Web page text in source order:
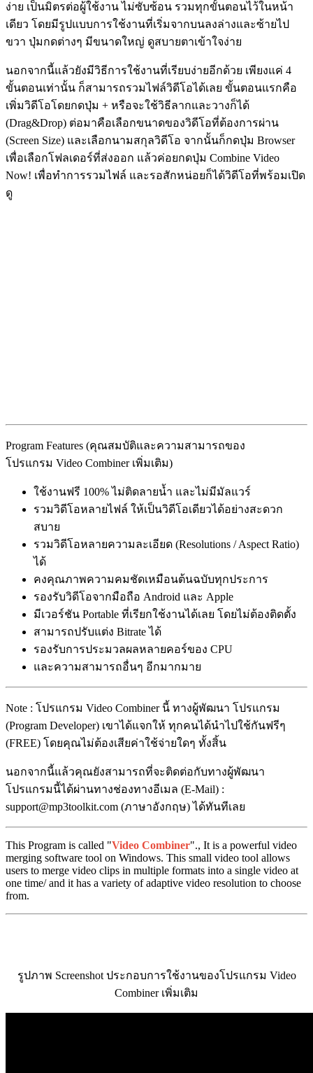
ง่าย เป็นมิตรต่อผู้ใช้งาน ไม่ซับซ้อน รวมทุกขั้นตอนไว้ในหน้า
เดียว โดยมีรูปแบบการใช้งานที่เริ่มจากบนลงล่างและซ้ายไป
ขวา ปุ่มกดต่างๆ มีขนาดใหญ่ ดูสบายตาเข้าใจง่าย
นอกจากนี้แล้วยังมีวิธีการใช้งานที่เรียบง่ายอีกด้วย เพียงแค่ 4
ขั้นตอนเท่านั้น ก็สามารถรวมไฟล์วิดีโอได้เลย ขั้นตอนแรกคือ
เพิ่มวิดีโอโดยกดปุ่ม + หรือจะใช้วิธีลากและวางก็ได้
(Drag&Drop) ต่อมาคือเลือกขนาดของวิดีโอที่ต้องการผ่าน
(Screen Size) และเลือกนามสกุลวิดีโอ จากนั้นก็กดปุ่ม Browser
เพื่อเลือกโฟลเดอร์ที่ส่งออก แล้วค่อยกดปุ่ม Combine Video
Now! เพื่อทำการรวมไฟล์ และรอสักหน่อยก็ได้วิดีโอที่พร้อมเปิด
ดู
Program Features (คุณสมบัติและความสามารถของ
โปรแกรม Video Combiner เพิ่มเติม)
ใช้งานฟรี 100% ไม่ติดลายน้ำ และไม่มีมัลแวร์
รวมวิดีโอหลายไฟล์ ให้เป็นวิดีโอเดียวได้อย่างสะดวก
สบาย
รวมวิดีโอหลายความละเอียด (Resolutions / Aspect Ratio)
ได้
คงคุณภาพความคมชัดเหมือนต้นฉบับทุกประการ
รองรับวิดีโอจากมือถือ Android และ Apple
มีเวอร์ชัน Portable ที่เรียกใช้งานได้เลย โดยไม่ต้องติดตั้ง
สามารถปรับแต่ง Bitrate ได้
รองรับการประมวลผลหลายคอร์ของ CPU
และความสามารถอื่นๆ อีกมากมาย
Note : โปรแกรม Video Combiner นี้ ทางผู้พัฒนา โปรแกรม
(Program Developer) เขาได้แจกให้ ทุกคนได้นำไปใช้กันฟรีๆ
(FREE) โดยคุณไม่ต้องเสียค่าใช้จ่ายใดๆ ทั้งสิ้น
นอกจากนี้แล้วคุณยังสามารถที่จะติดต่อกับทางผู้พัฒนา
โปรแกรมนี้ได้ผ่านทางช่องทางอีเมล (E-Mail) :
support@mp3toolkit.com (ภาษาอังกฤษ) ได้ทันทีเลย
This Program is called "Video Combiner"., It is a powerful video
merging software tool on Windows. This small video tool allows
users to merge video clips in multiple formats into a single video at
one time/ and it has a variety of adaptive video resolution to choose
from.
รูปภาพ Screenshot ประกอบการใช้งานของโปรแกรม Video
Combiner เพิ่มเติม